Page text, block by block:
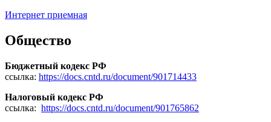
Интернет приемная
Общество
Бюджетный кодекс РФ
ссылка: https://docs.cntd.ru/document/901714433
Налоговый кодекс РФ
ссылка: https://docs.cntd.ru/document/901765862